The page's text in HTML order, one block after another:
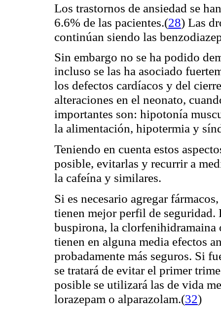
Los trastornos de ansiedad se
6.6% de las pacientes.(28) Las
continúan siendo las
Sin embargo no se ha podido
incluso se las ha asociado
los defectos cardíacos y del
alteraciones en el neonato,
importantes son: hipotonía
la alimentación, hipotermia y
Teniendo en cuenta estos
posible, evitarlas y recurrir a
la cafeína y similares.
Si es necesario agregar
tienen mejor perfil de seguridad.
buspirona, la clorfenihidramaina
tienen en alguna media efectos
probadamente más seguros. Si
se tratará de evitar el primer
posible se utilizará las de vida
lorazepam o alparazolam.(32)